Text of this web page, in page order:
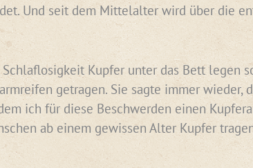
Und seit dem Mittelalter wird über die
Kupfer unter das Bett legen
getragen. Sie sagte immer wieder,
ich für diese Beschwerden einen
ab einem gewissen Alter Kupfer